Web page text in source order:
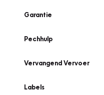
Garantie
Pechhulp
Vervangend Vervoer
Labels